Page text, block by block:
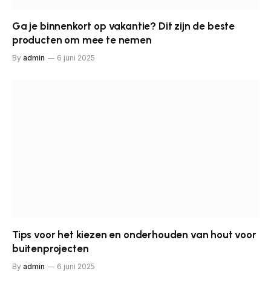
Ga je binnenkort op vakantie? Dit zijn de beste
producten om mee te nemen
By admin 6 juni 2025
Tips voor het kiezen en onderhouden van hout voor
buitenprojecten
By admin 6 juni 2025